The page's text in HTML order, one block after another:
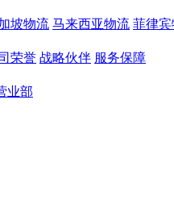
坡物流 马来西亚物流 菲律
荣誉 战略伙伴 服务保障
业部